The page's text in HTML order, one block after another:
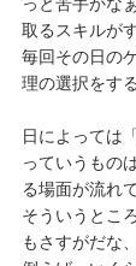
っと苦手かな
取るスキルが
毎回その日の
理の選択をす
日によっては
っていうもの
る場面が流れ
そういうとこ
もさすがだな